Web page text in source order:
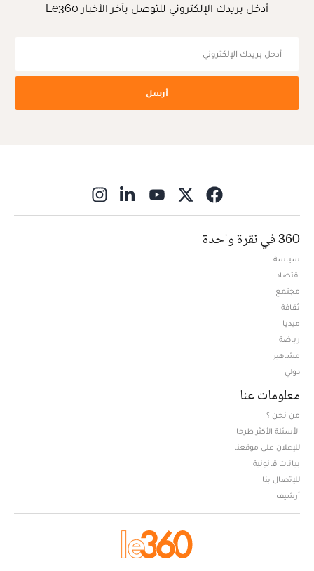
أدخل بريدك الإلكتروني للتوصل بآخر الأخبار Le360
أرسل
360 في نقرة واحدة
سياسة
اقتصاد
مجتمع
ثقافة
ميديا
رياضة
مشاهير
دولي
معلومات عنا
من نحن ؟
الأسئلة الأكثر طرحا
للإعلان على موقعنا
بيانات قانونية
للإتصال بنا
أرشيف